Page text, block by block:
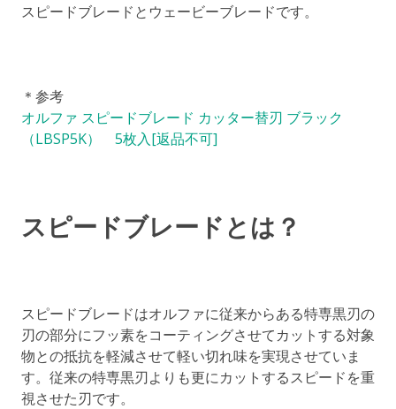
スピードブレードとウェービーブレードです。
＊参考
オルファ スピードブレード カッター替刃 ブラック
（LBSP5K） 5枚入[返品不可]
スピードブレードとは？
スピードブレードはオルファに従来からある特専黒刃の
刃の部分にフッ素をコーティングさせてカットする対象
物との抵抗を軽減させて軽い切れ味を実現させていま
す。従来の特専黒刃よりも更にカットするスピードを重
視させた刃です。